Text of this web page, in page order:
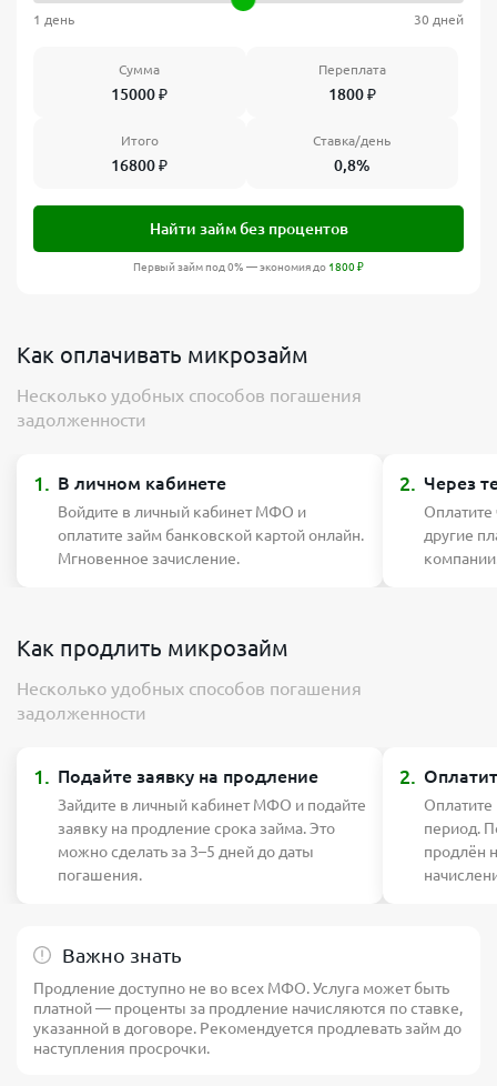
1 день 30 дней
Сумма
15000₽
Переплата
1800₽
Итого
16800₽
Ставка/день
0,8%
Найти займ без процентов
Первый займ под 0% — экономия до 1800₽
Как оплачивать микрозайм
Несколько удобных способов погашения
задолженности
1. В личном кабинете
Войдите в личный кабинет МФО и
оплатите займ банковской картой онлайн.
Мгновенное зачисление.
2. Через
другие
Как продлить микрозайм
Несколько удобных способов погашения
задолженности
1. Подайте заявку на продление
Зайдите в личный кабинет МФО и подайте
заявку на продление срока займа. Это
можно сделать за 3–5 дней до даты
погашения.
2.
период.
продлён
Важно знать
Продление доступно не во всех МФО. Услуга может быть
платной — проценты за продление начисляются по ставке,
указанной в договоре. Рекомендуется продлевать займ до
наступления просрочки.